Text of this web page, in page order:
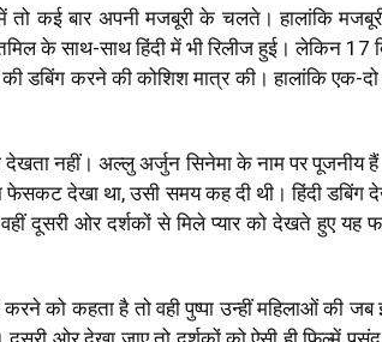
तो कई बार अपनी मजबूरी के चलते। हालांकि
के साथ-साथ हिंदी में भी रिलीज हुई। लेकिन 17
डबिंग करने की कोशिश मात्र की। हालांकि एक-
नहीं। अल्लु अर्जुन सिनेमा के नाम पर पूजनीय
देखा था, उसी समय कह दी थी। हिंदी डबिंग
दूसरी ओर दर्शकों से मिले प्यार को देखते हुए यह
को कहता है तो वही पुष्पा उन्हीं महिलाओं की